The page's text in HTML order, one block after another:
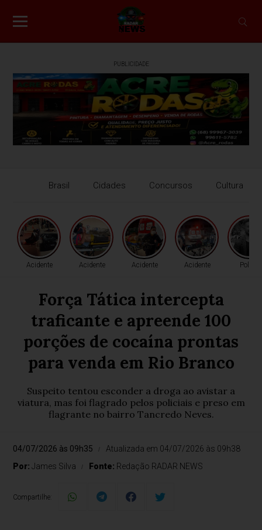
PUBLICIDADE
Brasil Cidades Concursos Cultura
Acidente Acidente Acidente Acidente Polícia
Força Tática intercepta
traficante e apreende 100
porções de cocaína prontas
para venda em Rio Branco
Suspeito tentou esconder a droga ao avistar a
viatura, mas foi flagrado pelos policiais e preso em
flagrante no bairro Tancredo Neves.
04/07/2026 às 09h35
Atualizada em 04/07/2026 às 09h38
Por:James Silva Fonte: Redação RADAR NEWS
Compartilhe: